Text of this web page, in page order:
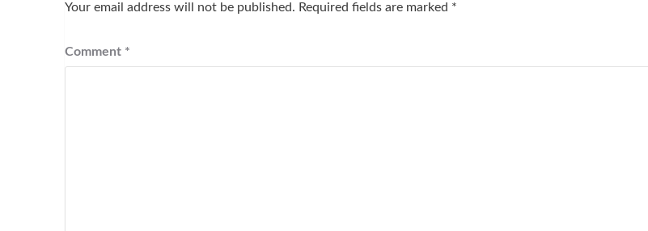
Your email address will not be published. Required fields are marked *
Comment *